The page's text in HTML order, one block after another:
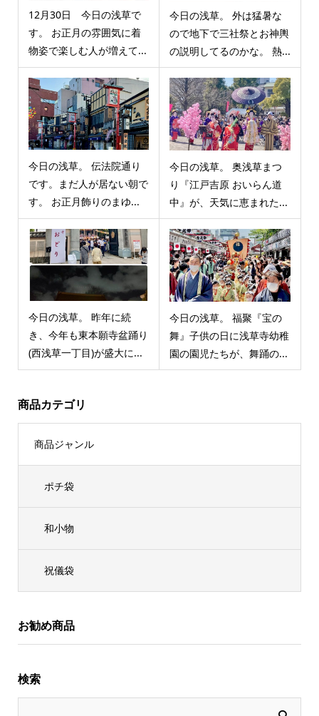
12月30日 今日の浅草で
す。 お正月の雰囲気に着
物姿で楽しむ人が増えて...
今日の浅草。 外は猛暑な
ので地下で三社祭とお神輿
の説明してるのかな。 熱...
今日の浅草。 伝法院通り
です。まだ人が居ない朝で
す。 お正月飾りのまゆ...
今日の浅草。 奥浅草まつ
り『江戸吉原 おいらん道
中』が、天気に恵まれた...
今日の浅草。 昨年に続
き、今年も東本願寺盆踊り
(西浅草一丁目)が盛大に...
今日の浅草。 福聚『宝の
舞』子供の日に浅草寺幼稚
園の園児たちが、舞踊の...
商品カテゴリ
商品ジャンル
ポチ袋
和小物
祝儀袋
お勧め商品
検索